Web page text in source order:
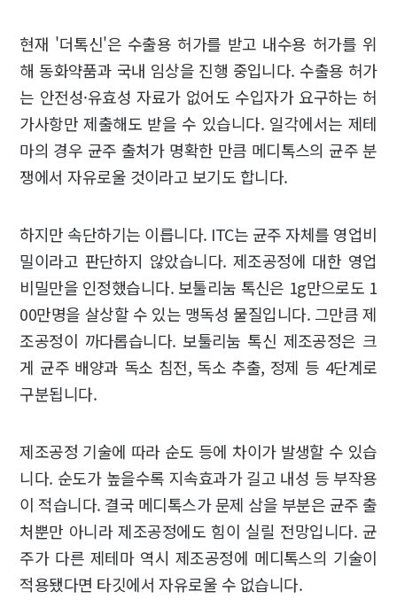
현재 '더톡신'은 수출용 허가를 받고 내수용 허가를 위
해 동화약품과 국내 임상을 진행 중입니다. 수출용 허가
는 안전성·유효성 자료가 없어도 수입자가 요구하는 허
가사항만 제출해도 받을 수 있습니다. 일각에서는 제테
마의 경우 균주 출처가 명확한 만큼 메디톡스의 균주 분
쟁에서 자유로울 것이라고 보기도 합니다.
하지만 속단하기는 이릅니다. ITC는 균주 자체를 영업비
밀이라고 판단하지 않았습니다. 제조공정에 대한 영업
비밀만을 인정했습니다. 보툴리눔 톡신은 1g만으로도 1
00만명을 살상할 수 있는 맹독성 물질입니다. 그만큼 제
조공정이 까다롭습니다. 보툴리눔 톡신 제조공정은 크
게 균주 배양과 독소 침전, 독소 추출, 정제 등 4단계로
구분됩니다.
제조공정 기술에 따라 순도 등에 차이가 발생할 수 있습
니다. 순도가 높을수록 지속효과가 길고 내성 등 부작용
이 적습니다. 결국 메디톡스가 문제 삼을 부분은 균주 출
처뿐만 아니라 제조공정에도 힘이 실릴 전망입니다. 균
주가 다른 제테마 역시 제조공정에 메디톡스의 기술이
적용됐다면 타깃에서 자유로울 수 없습니다.